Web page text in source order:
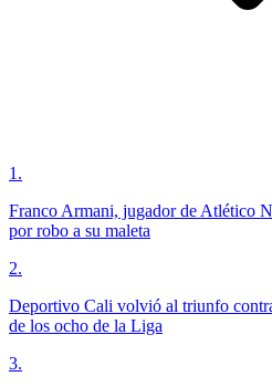
1 .
Franco Armani, jugador de Atlético
por robo a su maleta
2.
Deportivo Cali volvió al triunfo
de los ocho de la Liga
3.